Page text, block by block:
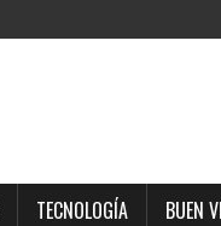
TECNOLOGÍA BUEN